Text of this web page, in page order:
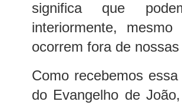
significa que
interiormente,
ocorrem fora de nossas
Como recebemos
do Evangelho de